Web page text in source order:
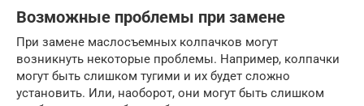
Возможные проблемы при замене
При замене маслосъемных колпачков могут
возникнуть некоторые проблемы. Например, колпачки
могут быть слишком тугими и их будет сложно
установить. Или, наоборот, они могут быть слишком